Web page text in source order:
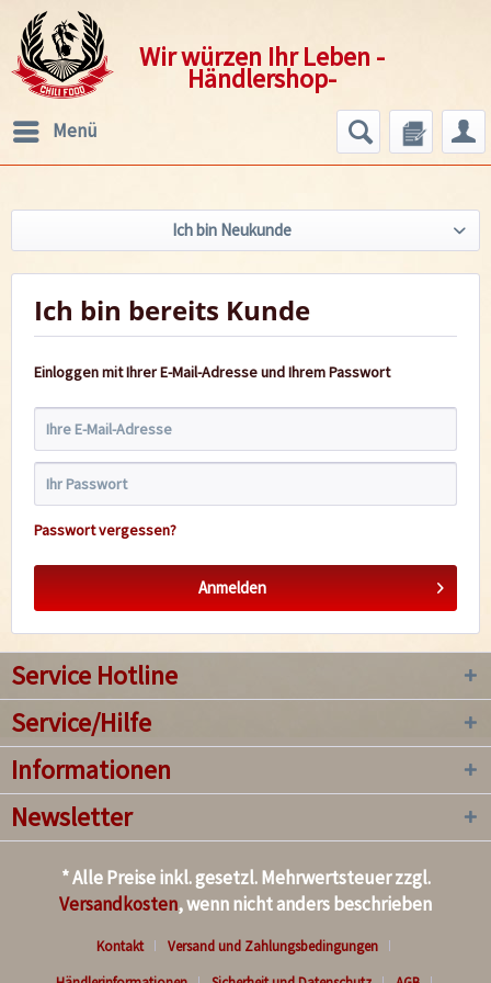
Wir würzen Ihr Leben -
Händlershop-
Menü
Ich bin Neukunde
Ich bin bereits Kunde
Einloggen mit Ihrer E-Mail-Adresse und Ihrem Passwort
Passwort vergessen?
Anmelden
Service Hotline
Service/Hilfe
Informationen
Newsletter
* Alle Preise inkl. gesetzl. Mehrwertsteuer zzgl.
Versandkosten, wenn nicht anders beschrieben
Kontakt
Versand und Zahlungsbedingungen